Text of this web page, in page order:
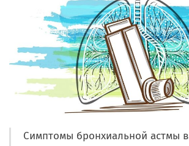
Симптомы бронхиальной астмы